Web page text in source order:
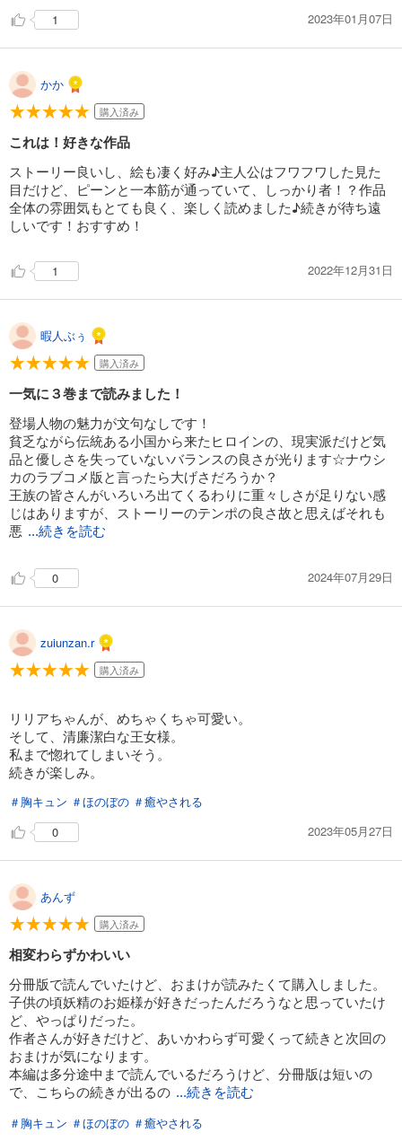
1 2023年01月07日
かか
購入済み
これは！好きな作品
ストーリー良いし、絵も凄く好み♪主人公はフワフワした見た
目だけど、ピーンと一本筋が通っていて、しっかり者！？作品
全体の雰囲気もとても良く、楽しく読めました♪続きが待ち遠
しいです！おすすめ！
1 2022年12月31日
暇人ぶぅ
購入済み
一気に３巻まで読みました！
登場人物の魅力が文句なしです！
貧乏ながら伝統ある小国から来たヒロインの、現実派だけど気
品と優しさを失っていないバランスの良さが光ります☆ナウシ
カのラブコメ版と言ったら大げさだろうか？
王族の皆さんがいろいろ出てくるわりに重々しさが足りない感
じはありますが、ストーリーのテンポの良さ故と思えばそれも
悪 ...続きを読む
0 2024年07月29日
zuiunzan.r
購入済み
リリアちゃんが、めちゃくちゃ可愛い。
そして、清廉潔白な王女様。
私まで惚れてしまいそう。
続きが楽しみ。
＃胸キュン ＃ほのぼの ＃癒やされる
0
2023年05月27日
あんず
購入済み
相変わらずかわいい
分冊版で読んでいたけど、おまけが読みたくて購入しました。
子供の頃妖精のお姫様が好きだったんだろうなと思っていたけ
ど、やっぱりだった。
作者さんが好きだけど、あいかわらず可愛くって続きと次回の
おまけが気になります。
本編は多分途中まで読んでいるだろうけど、分冊版は短いの
で、こちらの続きが出るの ...続きを読む
＃胸キュン ＃ほのぼの ＃癒やされる